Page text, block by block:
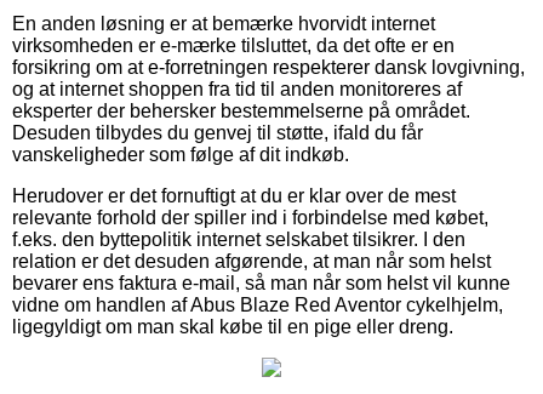
En anden løsning er at bemærke hvorvidt internet
virksomheden er e-mærke tilsluttet, da det ofte er en
forsikring om at e-forretningen respekterer dansk lovgivning,
og at internet shoppen fra tid til anden monitoreres af
eksperter der behersker bestemmelserne på området.
Desuden tilbydes du genvej til støtte, ifald du får
vanskeligheder som følge af dit indkøb.
Herudover er det fornuftigt at du er klar over de mest
relevante forhold der spiller ind i forbindelse med købet,
f.eks. den byttepolitik internet selskabet tilsikrer. I den
relation er det desuden afgørende, at man når som helst
bevarer ens faktura e-mail, så man når som helst vil kunne
vidne om handlen af Abus Blaze Red Aventor cykelhjelm,
ligegyldigt om man skal købe til en pige eller dreng.